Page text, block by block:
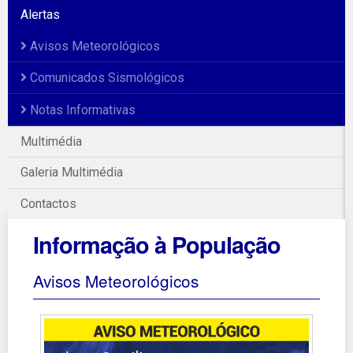
Alertas
Avisos Meteorológicos
Comunicados Sismológicos
Notas Informativas
Multimédia
Galeria Multimédia
Contactos
Informação à População
Avisos Meteorológicos